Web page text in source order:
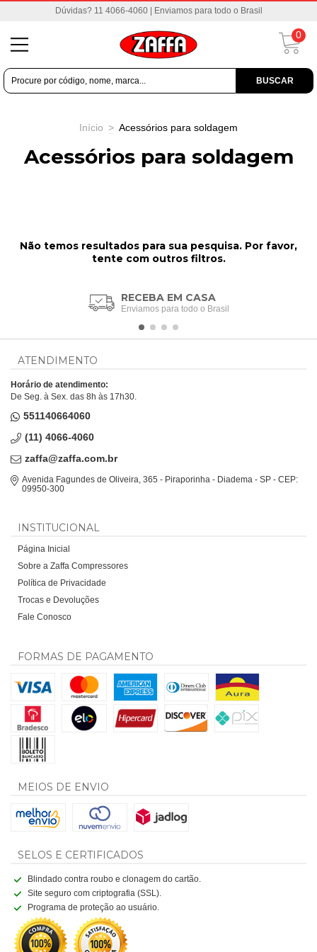
Dúvidas? 11 4066-4060 | Enviamos para todo o Brasil
BUSCAR
0
Início > Acessórios para soldagem
Acessórios para soldagem
Não temos resultados para sua pesquisa. Por favor,
tente com outros filtros.
RECEBA EM CASA
Enviamos para todo o Brasil
ATENDIMENTO
Horário de atendimento:
De Seg. à Sex. das 8h às 17h30.
551140664060
(11) 4066-4060
zaffa@zaffa.com.br
Avenida Fagundes de Oliveira, 365 - Piraporinha - Diadema - SP - CEP:
09950-300
INSTITUCIONAL
Página Inicial
Sobre a Zaffa Compressores
Política de Privacidade
Trocas e Devoluções
Fale Conosco
FORMAS DE PAGAMENTO
MEIOS DE ENVIO
SELOS E CERTIFICADOS
Blindado contra roubo e clonagem do cartão.
Site seguro com criptografia (SSL).
Programa de proteção ao usuário.